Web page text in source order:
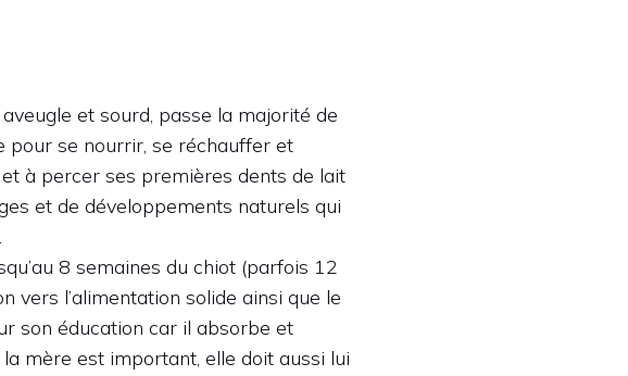
aveugle et sourd, passe la majorité de
pour se nourrir, se réchauffer et
à percer ses premières dents de lait
et de développements naturels qui
8 semaines du chiot (parfois 12
vers l’alimentation solide ainsi que le
son éducation car il absorbe et
mère est important, elle doit aussi lui